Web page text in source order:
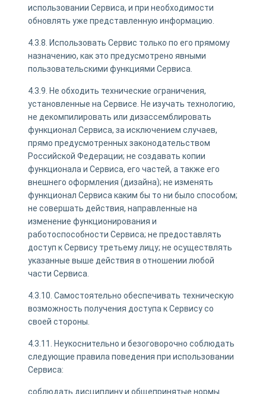
использовании Сервиса, и при необходимости
обновлять уже представленную информацию.
4.3.8. Использовать Сервис только по его прямому
назначению, как это предусмотрено явными
пользовательскими функциями Сервиса.
4.3.9. Не обходить технические ограничения,
установленные на Сервисе. Не изучать технологию,
не декомпилировать или дизассемблировать
функционал Сервиса, за исключением случаев,
прямо предусмотренных законодательством
Российской Федерации; не создавать копии
функционала и Сервиса, его частей, а также его
внешнего оформления (дизайна); не изменять
функционал Сервиса каким бы то ни было способом;
не совершать действия, направленные на
изменение функционирования и
работоспособности Сервиса; не предоставлять
доступ к Сервису третьему лицу; не осуществлять
указанные выше действия в отношении любой
части Сервиса.
4.3.10. Самостоятельно обеспечивать техническую
возможность получения доступа к Сервису со
своей стороны.
4.3.11. Неукоснительно и безоговорочно соблюдать
следующие правила поведения при использовании
Сервиса:
соблюдать дисциплину и общепринятые нормы